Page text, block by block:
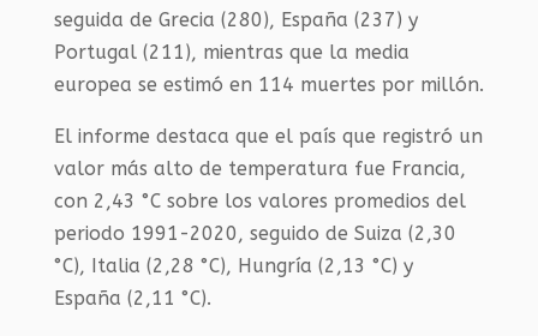
seguida de Grecia (280), España (237) y
Portugal (211), mientras que la media
europea se estimó en 114 muertes por millón.
El informe destaca que el país que registró un
valor más alto de temperatura fue Francia,
con 2,43 °C sobre los valores promedios del
periodo 1991-2020, seguido de Suiza (2,30
°C), Italia (2,28 °C), Hungría (2,13 °C) y
España (2,11 °C).